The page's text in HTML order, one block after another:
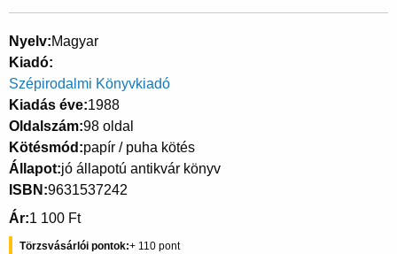
Nyelv Magyar
Kiadó
Szépirodalmi Könyvkiadó
Kiadás éve 1988
Oldalszám 98 oldal
Kötésmód papír / puha kötés
Állapot jó állapotú antikvár könyv
ISBN 9631537242
Ár 1 100 Ft
Törzsvásárlói pontok 110